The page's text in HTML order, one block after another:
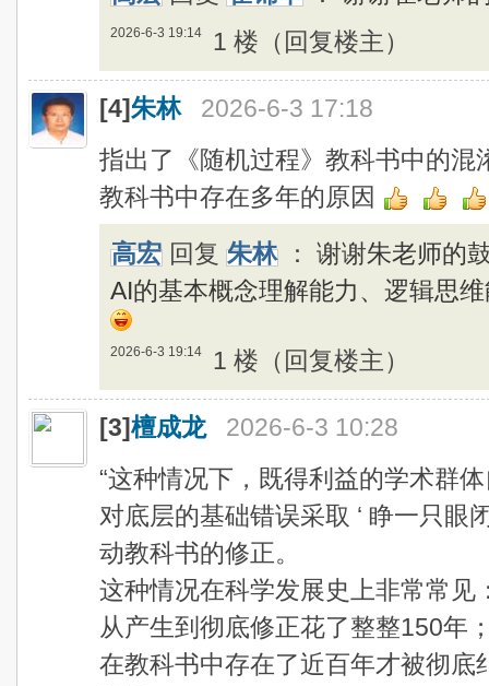
2026-6-3 19:14 1 楼（回复楼主）
[4]朱林
2026-6-3 17:18
指出了《随机过程》教科书中的
教科书中存在多年的原因
高宏 回复 朱林 ： 谢谢朱老师的
AI的基本概念理解能力、逻辑思
2026-6-3 19:14 1 楼（回复楼主）
[3]檀成龙
2026-6-3 10:28
“这种情况下，既得利益的学术群
对底层的基础错误采取 ‘ 睁一只眼
动教科书的修正。
这种情况在科学发展史上非常常
从产生到彻底修正花了整整150年
在教科书中存在了近百年才被彻